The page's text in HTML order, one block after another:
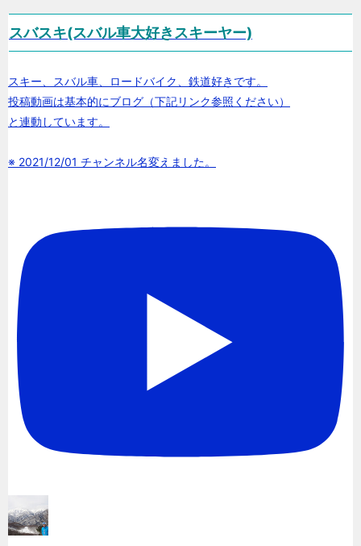
スバスキ(スバル車大好きスキーヤー)
スキー、スバル車、ロードバイク、鉄道好きです。
投稿動画は基本的にブログ（下記リンク参照ください）
と連動しています。
※ 2021/12/01 チャンネル名変えました。